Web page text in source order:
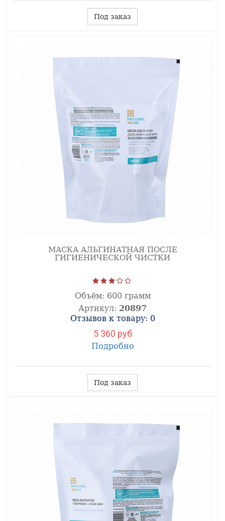
Под заказ
МАСКА АЛЬГИНАТНАЯ ПОСЛЕ
ГИГИЕНИЧЕСКОЙ ЧИСТКИ
Объём: 600 грамм
Артикул: 20897
Отзывов к товару: 0
5 360 руб
Подробно
Под заказ